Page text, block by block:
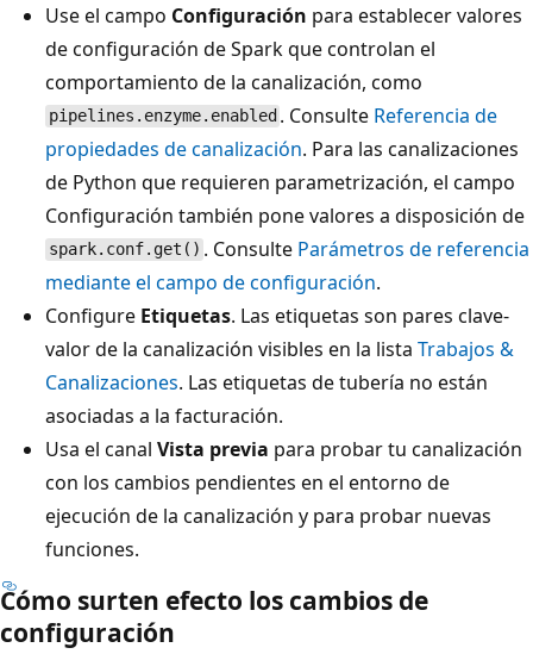
Use el campo Configuración para establecer valores
de configuración de Spark que controlan el
comportamiento de la canalización, como
pipelines.enzyme.enabled . Consulte Referencia de
propiedades de canalización. Para las canalizaciones
de Python que requieren parametrización, el campo
Configuración también pone valores a disposición de
spark.conf.get() . Consulte Parámetros de referencia
mediante el campo de configuración.
Configure Etiquetas. Las etiquetas son pares clave-
valor de la canalización visibles en la lista Trabajos &
Canalizaciones. Las etiquetas de tubería no están
asociadas a la facturación.
Usa el canal Vista previa para probar tu canalización
con los cambios pendientes en el entorno de
ejecución de la canalización y para probar nuevas
funciones.
Cómo surten efecto los cambios de
configuración